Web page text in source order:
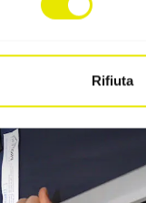
Rifiuta